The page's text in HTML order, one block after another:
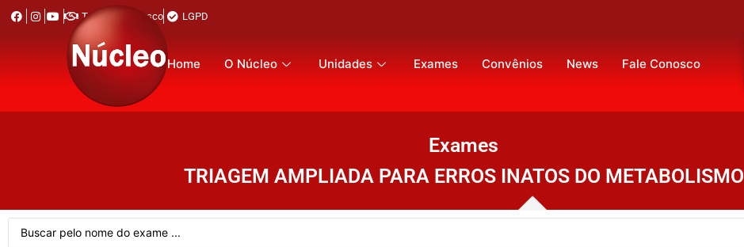
Trabalhe Conosco LGPD
Home O Núcleo Unidades Exames Convênios News Fale Conosco
Exames
TRIAGEM AMPLIADA PARA ERROS INATOS DO METABOLISMO